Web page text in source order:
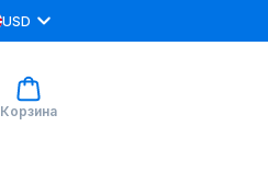
USD
Корзина